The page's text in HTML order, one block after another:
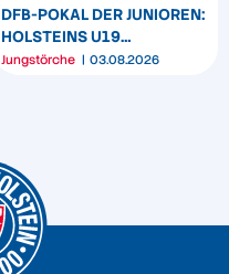
DFB-POKAL DER JUNIOREN:
HOLSTEINS U19
TRIUMPHIERT IN
Jungstörche 03.08.2026